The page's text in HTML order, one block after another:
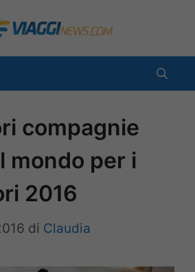
compagnie
mondo per i
2016
di Claudia